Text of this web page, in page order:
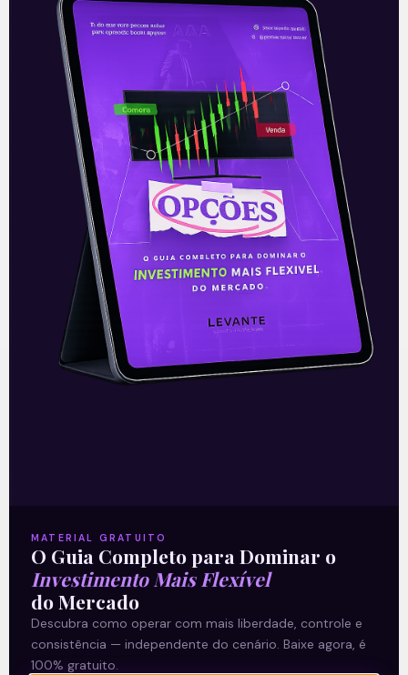
Leia também:O que vale para a Vale,
dividendo ou preço do minério? |
Domingo de Valor.
Acompanhe nossas Redes Sociais!
O conteúdo foi útil para você? Compartilhe!
Ouvindo o que o Copom não
disse
A reunião do Comitê de Política Monetária
(Copom) encerrada na quarta-feira (5)
confirmou as expectativas quase
MATERIAL GRATUITO
O Guia Completo para Dominar o
Investimento Mais Flexível
do Mercado
Descubra como operar com mais liberdade, controle e
consistência — independente do cenário. Baixe agora, é
100% gratuito.